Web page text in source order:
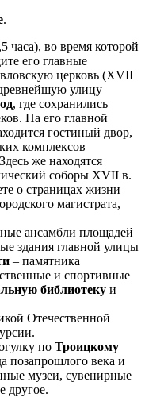
.
часа), во время которой
его главные
церковь (ХVII
улицу
, где сохранились
На его главной
гостиный двор,
комплексов
же находятся
соборы ХVII в.
о страницах жизни
магистрата,
ансамбли площадей
здания главной улицы
– памятника
и спортивные
библиотеку и
Отечественной
по Троицкому
позапрошлого века и
музеи, сувенирные
другое.